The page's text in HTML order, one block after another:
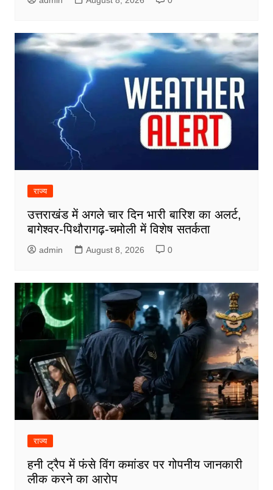
राज्य
उत्तराखंड में अगले चार दिन भारी बारिश का अलर्ट,
बागेश्वर-पिथौरागढ़-चमोली में विशेष सतर्कता
admin August 8, 2026 0
राज्य
हनी ट्रैप में फंसे विंग कमांडर पर गोपनीय जानकारी
लीक करने का आरोप